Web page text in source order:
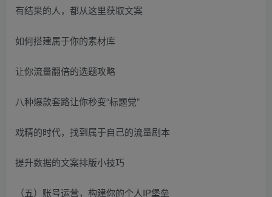
有结果的人，都从这里获取文案
如何搭建属于你的素材库
让你流量翻倍的选题攻略
八种爆款套路让你秒变“标题党”
戏精的时代，找到属于自己的流量剧本
提升数据的文案排版小技巧
（五）账号运营，构建你的个人IP堡垒